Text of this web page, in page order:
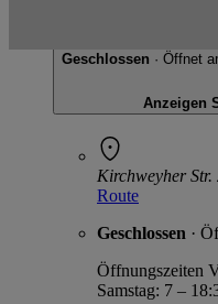
Geschlossen · Öffnet
Anzeigen
Kirchweyher Str.
Route
Geschlossen ·
Öffnungszeiten
Samstag: 7 –